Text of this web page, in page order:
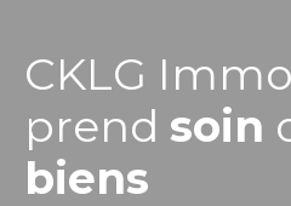
CKLG
prend soin
biens